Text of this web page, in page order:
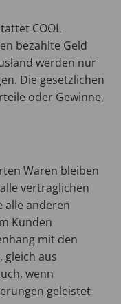
COOL
bezahlte Geld
werden nur
Die gesetzlichen
oder Gewinne,
Waren bleiben
alle vertraglichen
alle anderen
Kunden
mit den
gleich aus
wenn
geleistet